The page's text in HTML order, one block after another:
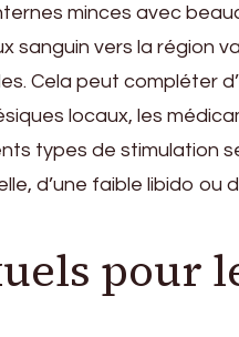
minces avec
sanguin vers la région
Cela peut compléter
locaux, les
types de stimulation
d’une faible libido ou
pour